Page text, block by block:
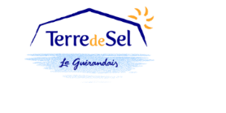
Panneau de gestion des cookies